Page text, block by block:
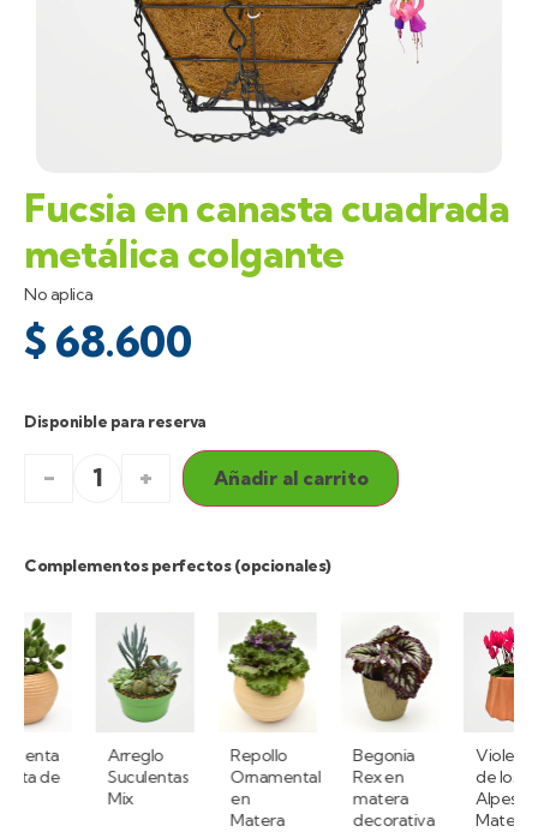
Fucsia en canasta cuadrada
metálica colgante
No aplica
$ 68.600
Disponible para reserva
- + Añadir al carrito
Complementos perfectos (opcionales)
Arreglo
Suculentas
Ornamental
Begonia
Rex en
decorativa
Alpes mini en
Matera